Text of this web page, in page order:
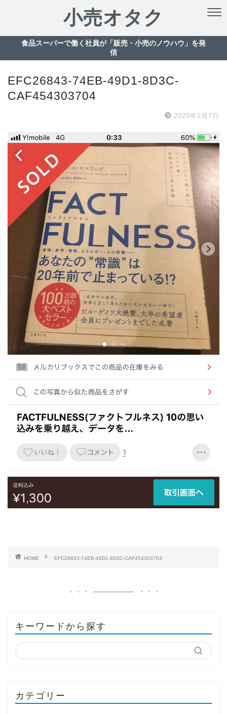
小売オタク
食品スーパーで働く社員が「販売・小売のノウハウ」を発
信
EFC26843-74EB-49D1-8D3C-
CAF454303704
2020年2月7日
HOME EFC26843-74EB-49D1-8D3C-CAF454303704
キーワードから探す
カテゴリー